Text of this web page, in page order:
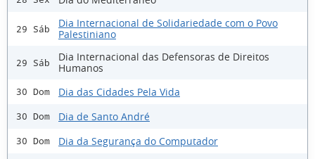
29 Sáb
Dia Internacional de Solidariedade com o Povo
Palestiniano
29 Sáb
Dia Internacional das Defensoras de Direitos
Humanos
30 Dom Dia das Cidades Pela Vida
30 Dom Dia de Santo André
30 Dom
Dia da Segurança do Computador